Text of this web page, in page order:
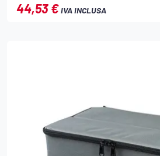
44,53 €IVA INCLUSA